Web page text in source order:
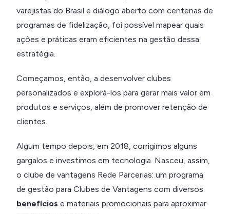
varejistas do Brasil e diálogo aberto com centenas de
programas de fidelização, foi possível mapear quais
ações e práticas eram eficientes na gestão dessa
estratégia.
Começamos, então, a desenvolver clubes
personalizados e explorá-los para gerar mais valor em
produtos e serviços, além de promover retenção de
clientes.
Algum tempo depois, em 2018, corrigimos alguns
gargalos e investimos em tecnologia. Nasceu, assim,
o clube de vantagens Rede Parcerias: um programa
de gestão para Clubes de Vantagens com diversos
benefícios e materiais promocionais para aproximar